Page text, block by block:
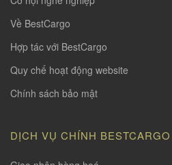
Về BestCargo
Hợp tác với BestCargo
Quy chế hoạt động website
Chính sách bảo mật
DỊCH VỤ CHÍNH BESTCARGO